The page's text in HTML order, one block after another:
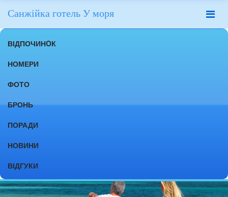
Санжійка готель У моря
ВІДПОЧИНOК
НОМЕРИ
ФОТО
БРОНЬ
ПОРАДИ
НОВИНИ
ВІДГУКИ